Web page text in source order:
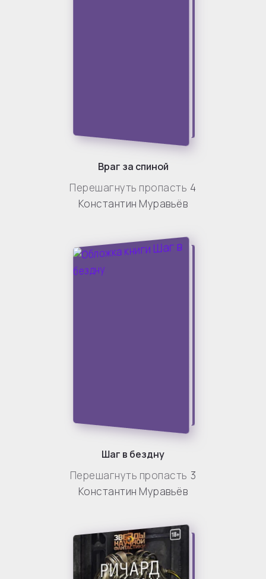
Враг за спиной
Перешагнуть пропасть 4
Константин Муравьёв
Шаг в бездну
Перешагнуть пропасть 3
Константин Муравьёв